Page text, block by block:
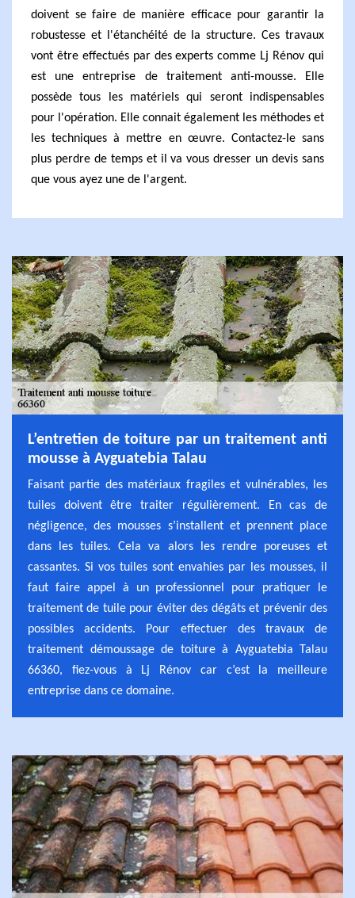
doivent se faire de manière efficace pour garantir la
robustesse et l'étanchéité de la structure. Ces travaux
vont être effectués par des experts comme Lj Rénov qui
est une entreprise de traitement anti-mousse. Elle
possède tous les matériels qui seront indispensables
pour l'opération. Elle connait également les méthodes et
les techniques à mettre en œuvre. Contactez-le sans
plus perdre de temps et il va vous dresser un devis sans
que vous ayez une de l'argent.
L’entretien de toiture par un traitement anti
mousse à Ayguatebia Talau
Faisant partie des matériaux fragiles et vulnérables, les
tuiles doivent être traiter régulièrement. En cas de
négligence, des mousses s’installent et prennent place
dans les tuiles. Cela va alors les rendre poreuses et
cassantes. Si vos tuiles sont envahies par les mousses, il
faut faire appel à un professionnel pour pratiquer le
traitement de tuile pour éviter des dégâts et prévenir des
possibles accidents. Pour effectuer des travaux de
traitement démoussage de toiture à Ayguatebia Talau
66360, fiez-vous à Lj Rénov car c’est la meilleure
entreprise dans ce domaine.